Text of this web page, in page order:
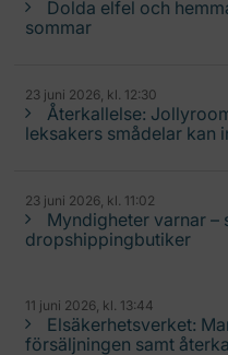
Dolda elfel och
sommar
23 juni 2026, kl. 12:30
Återkallelse:
leksakers smådelar kan
23 juni 2026, kl. 11:02
Myndigheter varnar –
dropshippingbutiker
11 juni 2026, kl. 13:44
Elsäkerhetsverket:
försäljningen samt